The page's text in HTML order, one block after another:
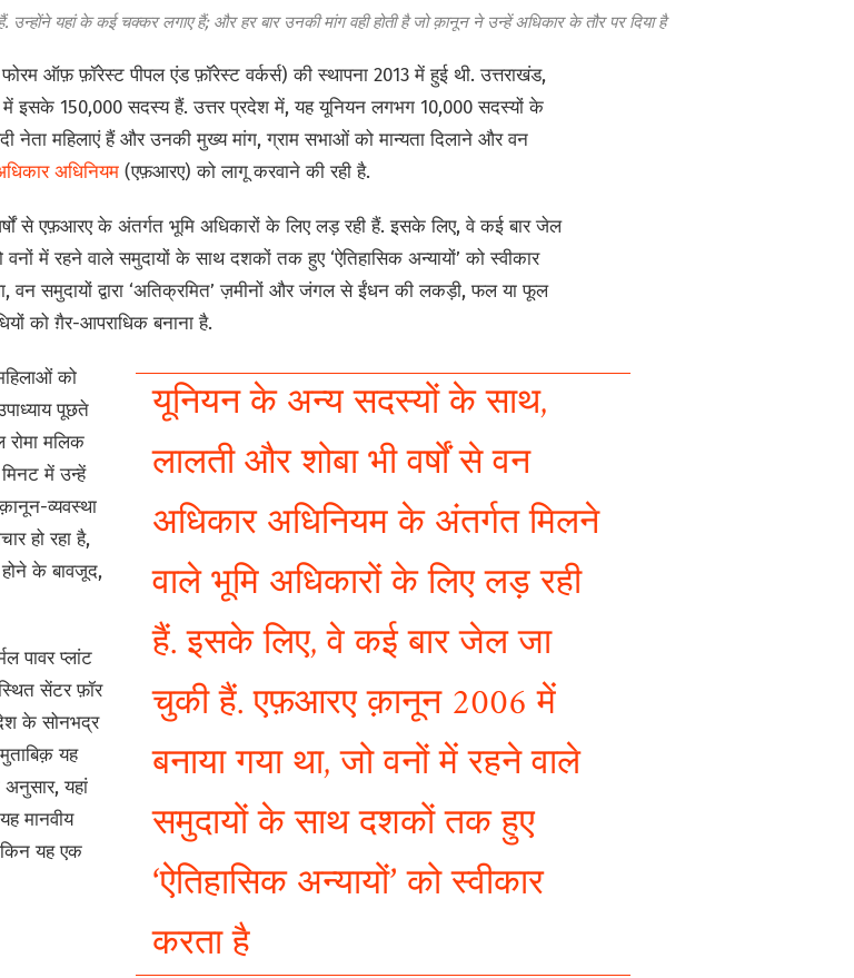
हैं. उन्होंने यहां के कई चक्कर लगाए हैं; और हर बार उनकी मांग वही होती है जो क़ानून ने उन्हें अधिकार के तौर पर दिया है
ऑफ़ फ़ॉरेस्ट पीपल एंड फ़ॉरेस्ट वर्कर्स) की स्थापना 2013 में हुई थी. उत्तराखंड,
में इसके 150,000 सदस्य हैं. उत्तर प्रदेश में, यह यूनियन लगभग 10,000 सदस्यों के
महिलाएं हैं और उनकी मुख्य मांग, ग्राम सभाओं को मान्यता दिलाने और वन
अधिनियम (एफ़आरए) को लागू करवाने की रही है.
से एफ़आरए के अंतर्गत भूमि अधिकारों के लिए लड़ रही हैं. इसके लिए, वे कई बार जेल
में रहने वाले समुदायों के साथ दशकों तक हुए ‘ऐतिहासिक अन्यायों’ को स्वीकार
वन समुदायों द्वारा ‘अतिक्रमित’ ज़मीनों और जंगल से ईंधन की लकड़ी, फल या फूल
को ग़ैर-आपराधिक बनाना है.
यूनियन के अन्य सदस्यों के साथ,
लालती और शोबा भी वर्षों से वन
अधिकार अधिनियम के अंतर्गत मिलने
वाले भूमि अधिकारों के लिए लड़ रही
हैं. इसके लिए, वे कई बार जेल जा
चुकी हैं. एफ़आरए क़ानून 2006 में
बनाया गया था, जो वनों में रहने वाले
समुदायों के साथ दशकों तक हुए
‘ऐतिहासिक अन्यायों’ को स्वीकार
करता है
को
पूछते
मलिक
में उन्हें
व्यवस्था
हो रहा है,
के बावजूद,
पावर प्लांट
सेंटर फ़ॉर
के सोनभद्र
यह
यहां
मानवीय
यह एक